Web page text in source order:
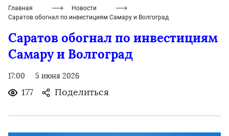
Главная
Новости
Саратов обогнал по инвестициям Самару и Волгоград
Саратов обогнал по инвестициям
Самару и Волгоград
17:00 5 июня 2026
177 Поделиться